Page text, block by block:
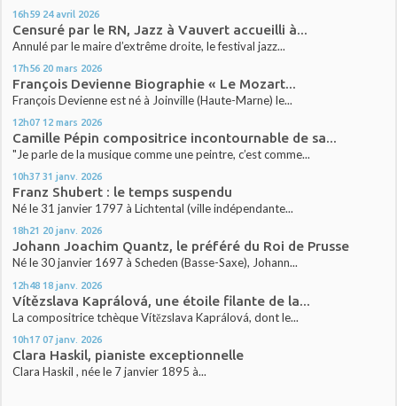
16h59 24 avril 2026
Censuré par le RN, Jazz à Vauvert accueilli à...
Annulé par le maire d’extrême droite, le festival jazz...
17h56 20 mars 2026
François Devienne Biographie « Le Mozart...
François Devienne est né à Joinville (Haute-Marne) le...
12h07 12 mars 2026
Camille Pépin compositrice incontournable de sa...
"Je parle de la musique comme une peintre, c’est comme...
10h37 31 janv. 2026
Franz Shubert : le temps suspendu
Né le 31 janvier 1797 à Lichtental (ville indépendante...
18h21 20 janv. 2026
Johann Joachim Quantz, le préféré du Roi de Prusse
Né le 30 janvier 1697 à Scheden (Basse-Saxe), Johann...
12h48 18 janv. 2026
Vítězslava Kaprálová, une étoile filante de la...
La compositrice tchèque Vítězslava Kaprálová, dont le...
10h17 07 janv. 2026
Clara Haskil, pianiste exceptionnelle
Clara Haskil , née le 7 janvier 1895 à...